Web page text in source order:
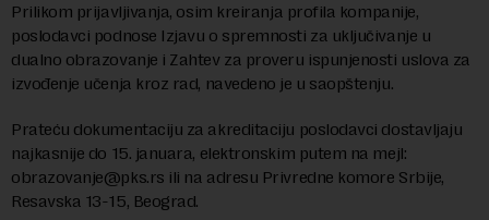
Prilikom prijavljivanja, osim kreiranja profila kompanije,
poslodavci podnose Izjavu o spremnosti za uključivanje u
dualno obrazovanje i Zahtev za proveru ispunjenosti uslova za
izvođenje učenja kroz rad, navedeno je u saopštenju.
Prateću dokumentaciju za akreditaciju poslodavci dostavljaju
najkasnije do 15. januara, elektronskim putem na mejl:
obrazovanje@pks.rs ili na adresu Privredne komore Srbije,
Resavska 13-15, Beograd.